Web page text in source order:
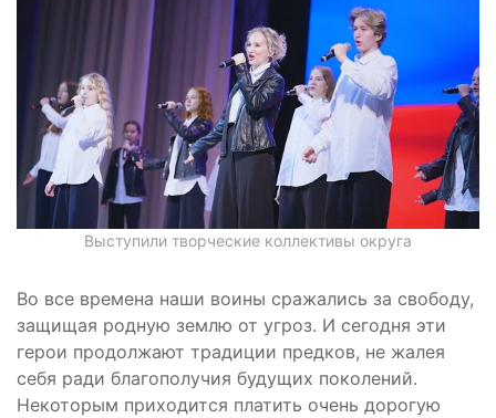
Выступили творческие коллективы округа
Во все времена наши воины сражались за свободу,
защищая родную землю от угроз. И сегодня эти
герои продолжают традиции предков, не жалея
себя ради благополучия будущих поколений.
Некоторым приходится платить очень дорогую